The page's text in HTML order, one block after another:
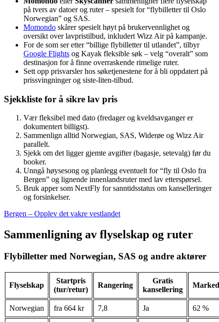
på tvers av datoer og ruter – spesielt for “flybilletter til Oslo
Norwegian” og SAS.
Momondo skårer spesielt høyt på brukervennlighet og
oversikt over lavpristilbud, inkludert Wizz Air på kampanje.
For de som ser etter “billige flybilletter til utlandet”, tilbyr
Google Flights og Kayak fleksible søk – velg “overalt” som
destinasjon for å finne overraskende rimelige ruter.
Sett opp prisvarsler hos søketjenestene for å bli oppdatert på
prissvingninger og siste-liten-tilbud.
Sjekkliste for å sikre lav pris
Vær fleksibel med dato (fredager og kveldsavganger er
dokumentert billigst).
Sammenlign alltid Norwegian, SAS, Widerøe og Wizz Air
parallelt.
Sjekk om det ligger gjemte avgifter (bagasje, setevalg) før du
booker.
Unngå høysesong og planlegg eventuelt for “fly til Oslo fra
Bergen” og lignende innenlandsruter med lav etterspørsel.
Bruk apper som NextFly for sanntidsstatus om kanselleringer
og forsinkelser.
Bergen – Opplev det vakre vestlandet
Sammenligning av flyselskap og ruter
Flybilletter med Norwegian, SAS og andre aktører
Flyselskap
Startpris
(tur/retur)
Rangering
Gratis
kansellering
Norwegian fra 664 kr 7,8 Ja 62 %